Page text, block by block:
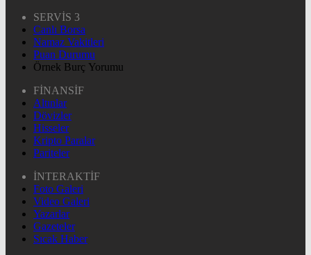
SERVİS 3
Canlı Borsa
Namaz Vakitleri
Puan Durumu
Örnek Burç Yorumu
FİNANSİF
Altınlar
Dövizler
Hisseler
Kripto Paralar
Pariteler
İNTERAKTİF
Foto Galeri
Video Galeri
Yazarlar
Gazeteler
Sıcak Haber